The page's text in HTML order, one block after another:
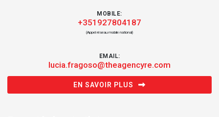
MOBILE:
+351927804187
(Appel réseau mobile national)
EMAIL:
lucia.fragoso@theagencyre.com
EN SAVOIR PLUS